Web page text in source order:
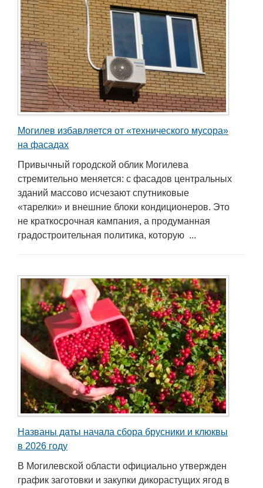
Могилев избавляется от «технического мусора»
на фасадах
Привычный городской облик Могилева
стремительно меняется: с фасадов центральных
зданий массово исчезают спутниковые
«тарелки» и внешние блоки кондиционеров. Это
не краткосрочная кампания, а продуманная
градостроительная политика, которую ...
Названы даты начала сбора брусники и клюквы
в 2026 году
В Могилевской области официально утвержден
график заготовки и закупки дикорастущих ягод в